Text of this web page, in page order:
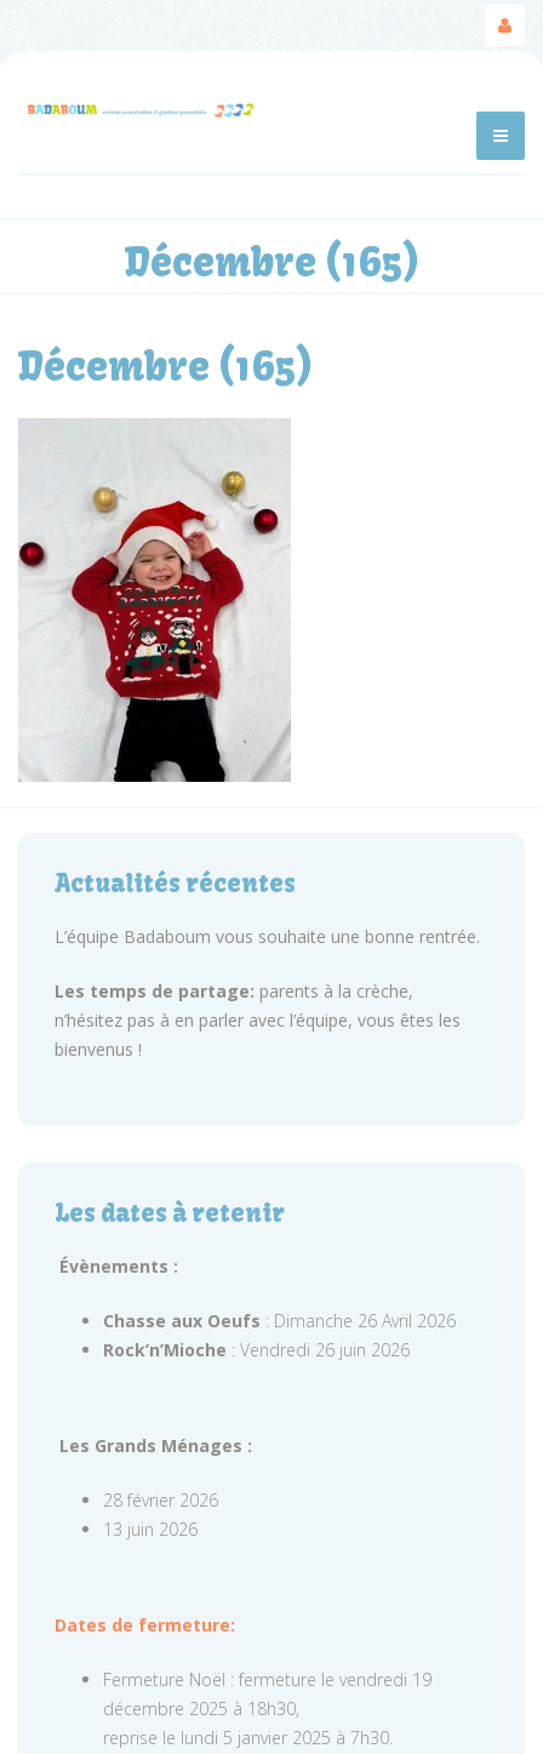
Décembre (165)
Décembre (165)
Actualités récentes
L’équipe Badaboum vous souhaite une bonne rentrée.
Les temps de partage: parents à la crèche,
n’hésitez pas à en parler avec l’équipe, vous êtes les
bienvenus !
Les dates à retenir
Évènements :
Chasse aux Oeufs : Dimanche 26 Avril 2026
Rock’n’Mioche : Vendredi 26 juin 2026
Les Grands Ménages :
28 février 2026
13 juin 2026
Dates de fermeture:
Fermeture Noël : fermeture le vendredi 19
décembre 2025 à 18h30,
reprise le lundi 5 janvier 2025 à 7h30.